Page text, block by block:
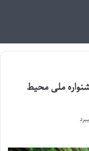
ملی محیط